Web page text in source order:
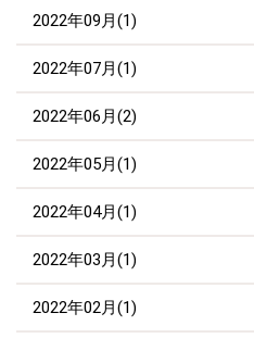
2022年09月(1)
2022年07月(1)
2022年06月(2)
2022年05月(1)
2022年04月(1)
2022年03月(1)
2022年02月(1)